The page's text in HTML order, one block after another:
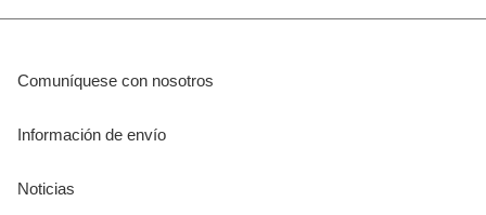
Comuníquese con nosotros
Información de envío
Noticias